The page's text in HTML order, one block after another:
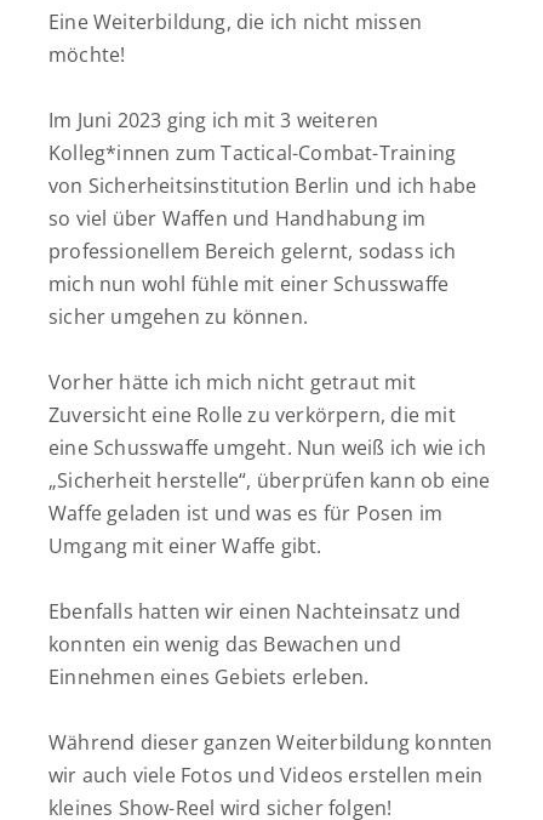
Eine Weiterbildung, die ich nicht missen
möchte!
Im Juni 2023 ging ich mit 3 weiteren
Kolleg*innen zum Tactical-Combat-Training
von Sicherheitsinstitution Berlin und ich habe
so viel über Waffen und Handhabung im
professionellem Bereich gelernt, sodass ich
mich nun wohl fühle mit einer Schusswaffe
sicher umgehen zu können.
Vorher hätte ich mich nicht getraut mit
Zuversicht eine Rolle zu verkörpern, die mit
eine Schusswaffe umgeht. Nun weiß ich wie ich
„Sicherheit herstelle“, überprüfen kann ob eine
Waffe geladen ist und was es für Posen im
Umgang mit einer Waffe gibt.
Ebenfalls hatten wir einen Nachteinsatz und
konnten ein wenig das Bewachen und
Einnehmen eines Gebiets erleben.
Während dieser ganzen Weiterbildung konnten
wir auch viele Fotos und Videos erstellen mein
kleines Show-Reel wird sicher folgen!